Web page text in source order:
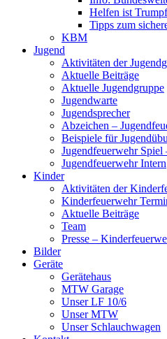
Helfen ist
Tipps zum
KBM
Jugend
Aktivitäten der
Aktuelle Beiträge
Aktuelle Jugendgruppe
Jugendwarte
Jugendsprecher
Abzeichen –
Beispiele für
Jugendfeuerwehr Spiel
Jugendfeuerwehr Intern
Kinder
Aktivitäten der
Kinderfeuerwehr
Aktuelle Beiträge
Team
Presse –
Bilder
Geräte
Gerätehaus
MTW Garage
Unser LF 10/6
Unser MTW
Unser Schlauchwagen